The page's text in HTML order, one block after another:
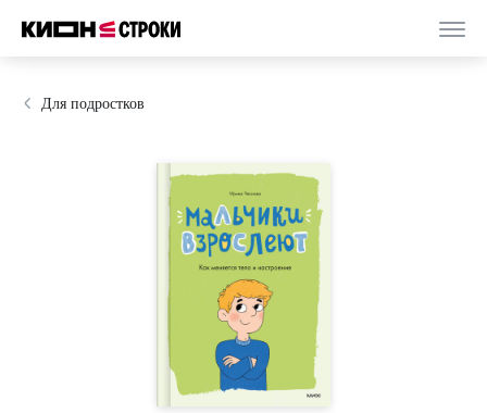
Для подростков